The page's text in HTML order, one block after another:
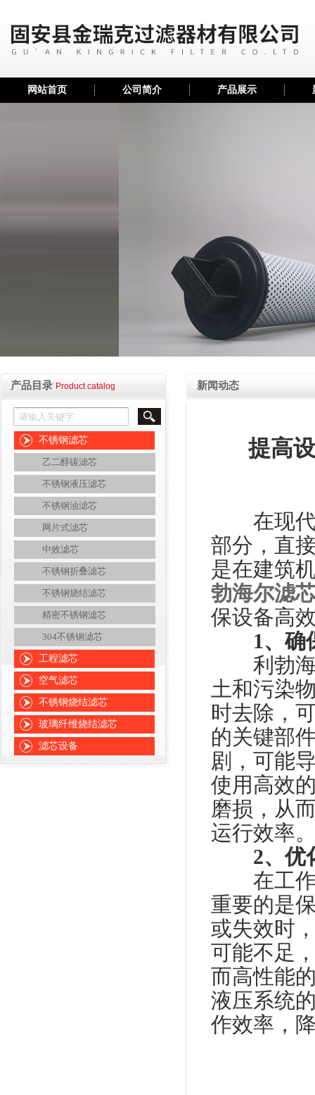
网站首页 公司简介 产品展示
产品目录 Product catalog
不锈钢滤芯
乙二醇碳滤芯
不锈钢液压滤芯
不锈钢油滤芯
网片式滤芯
中效滤芯
不锈钢折叠滤芯
不锈钢烧结滤芯
精密不锈钢滤芯
304不锈钢滤芯
工程滤芯
空气滤芯
不锈钢烧结滤芯
玻璃纤维烧结滤芯
滤芯设备
新闻动态
提高
在现代
部分，直
是在建筑
勃海尔滤
保设备高
1、确
利勃海
土和污染
时去除，
的关键部
剧，可能
使用高效
磨损，从
运行效率
2、优
在工作
重要的是
或失效时
可能不足
而高性能
液压系统
作效率，